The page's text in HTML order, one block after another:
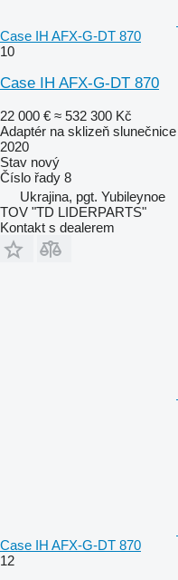
Case IH AFX-G-DT 870
10
Case IH AFX-G-DT 870
22 000 € ≈ 532 300 Kč
Adaptér na sklizeň slunečnice
2020
Stav nový
Číslo řady 8
Ukrajina, pgt. Yubileynoe
TOV "TD LIDERPARTS"
Kontakt s dealerem
Case IH AFX-G-DT 870
12